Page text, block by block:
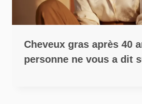
Cheveux gras après 40
personne ne vous a dit